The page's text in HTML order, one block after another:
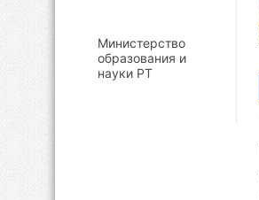
Министерство
образования и
науки РТ